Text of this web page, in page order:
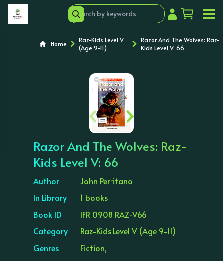
Home
Raz-Kids Level V
(Age 9-11)
Razor And The Wolves: Raz-
Kids Level V: 66
‹ ›
Razor And The Wolves: Raz-
Kids Level V: 66
Author
John Perritano
In Library
1 books
Book ID
IFR 0908 RAZ-V66
Category
Raz-Kids Level V (Age 9-11)
Genres
Fiction,